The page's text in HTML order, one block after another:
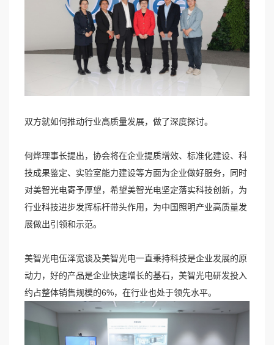
双方就如何推动行业高质量发展，做了深度探讨。
何烨理事长提出，协会将在企业提质增效、标准化建设、科
技成果鉴定、实验室能力建设等方面为企业做好服务，同时
对美智光电寄予厚望，希望美智光电坚定落实科技创新，为
行业科技进步发挥标杆带头作用，为中国照明产业高质量发
展做出引领和示范。
美智光电伍泽宽谈及美智光电一直秉持科技是企业发展的原
动力，好的产品是企业快速增长的基石，美智光电研发投入
约占整体销售规模的6%，在行业也处于领先水平。